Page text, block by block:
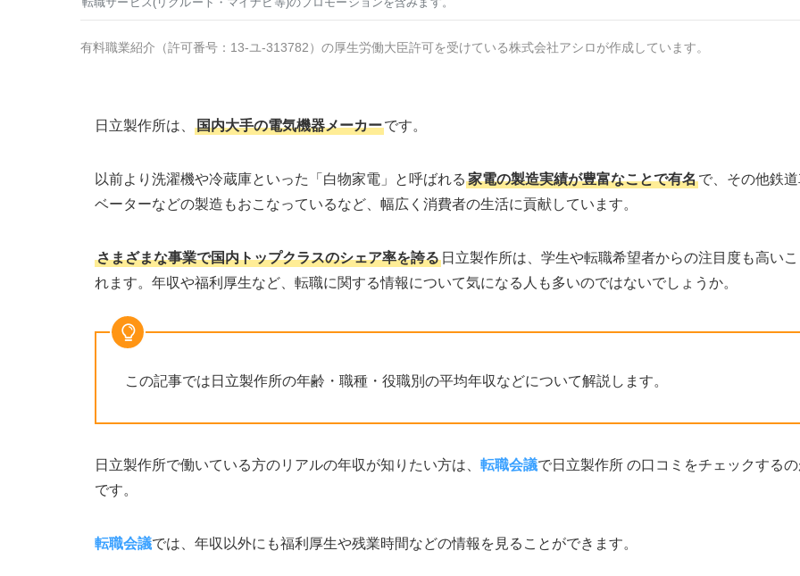
転職サービス(リクルート・マイナビ等)のプロモーションを含みます。
有料職業紹介 （許可番号：13-ユ-313782）の厚生労働大臣許可を受けている株式会社アシロが作成しています。
日立製作所は、 国内大手の電気機器メーカーです。
以前より洗濯機や冷蔵庫といった「白物家電」と呼ばれる 家電の製造実績が豊富なことで有名で、その他鉄
ベーターなどの製造もおこなっているなど、幅広く消費者の生活に貢献しています。
さまざまな事業で国内トップクラスのシェア率を誇る 日立製作所は、学生や転職希望者からの注目度も高い
れます。年収や福利厚生など、転職に関する情報について気になる人も多いのではないでしょうか。
この記事では日立製作所の年齢・職種・役職別の平均年収などについて解説します。
日立製作所で働いている方のリアルの年収が知りたい方は、 転職会議で日立製作所 の口コミをチェックする
です。
転職会議では、年収以外にも福利厚生や残業時間などの情報を見ることができます。